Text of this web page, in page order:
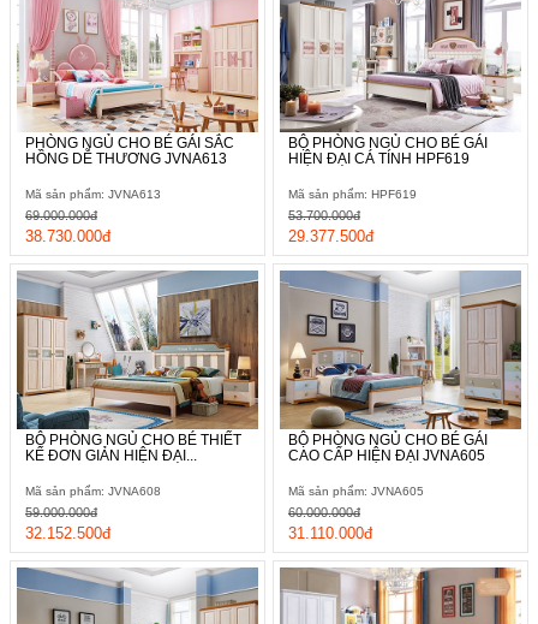
PHÒNG NGỦ CHO BÉ GÁI SẮC
HỒNG DỄ THƯƠNG JVNA613
Mã sản phẩm: JVNA613
38.730.000đ
69.000.000đ
BỘ PHÒNG NGỦ CHO BÉ GÁI
HIỆN ĐẠI CÁ TÍNH HPF619
Mã sản phẩm: HPF619
29.377.500đ
53.700.000đ
BỘ PHÒNG NGỦ CHO BÉ THIẾT
KẾ ĐƠN GIẢN HIỆN ĐẠI...
Mã sản phẩm: JVNA608
32.152.500đ
59.000.000đ
BỘ PHÒNG NGỦ CHO BÉ GÁI
CAO CẤP HIỆN ĐẠI JVNA605
Mã sản phẩm: JVNA605
31.110.000đ
60.000.000đ